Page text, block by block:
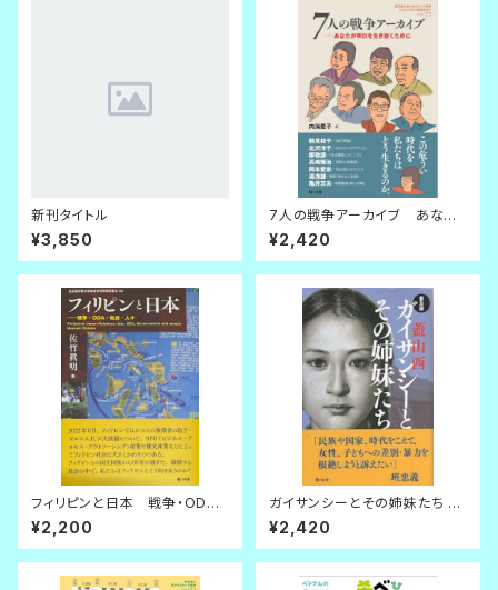
新刊タイトル
¥3,850
7人の戦争アーカイブ あなた
が明日を生き抜くために
¥2,420
フィリピンと日本 戦争・ODA・
政府・人々
¥2,200
ガイサンシーとその姉妹たち 普
及版
¥2,420